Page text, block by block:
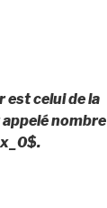
est celui de la
nombre
0$.